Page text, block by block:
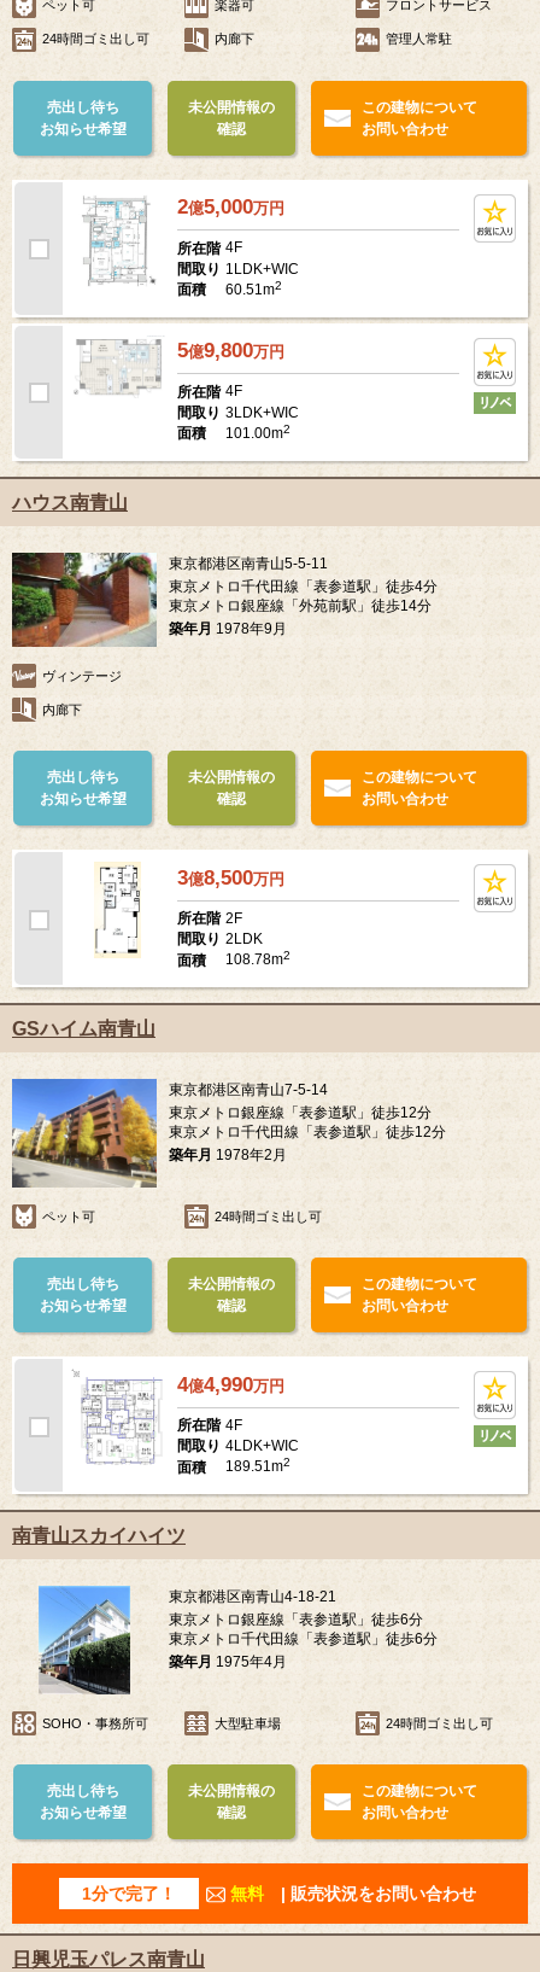
ペット可 楽器可 フロントサービス
24時間ゴミ出し可 内廊下 管理人常駐
売出し待ち
お知らせ希望
未公開情報の
確認
この建物について
お問い合わせ
2億5,000万円
所在階 4F
間取り 1LDK+WIC
面積
60.51m2
5億9,800万円
所在階 4F
間取り 3LDK+WIC
面積
101.00m2
ハウス南青山
東京都港区南青山5-5-11
東京メトロ千代田線「表参道駅」徒歩4分
東京メトロ銀座線「外苑前駅」徒歩14分
築年月 1978年9月
ヴィンテージ
内廊下
売出し待ち
お知らせ希望
未公開情報の
確認
この建物について
お問い合わせ
3億8,500万円
所在階 2F
間取り 2LDK
面積
108.78m2
GSハイム南青山
東京都港区南青山7-5-14
東京メトロ銀座線「表参道駅」徒歩12分
東京メトロ千代田線「表参道駅」徒歩12分
築年月 1978年2月
ペット可 24時間ゴミ出し可
売出し待ち
お知らせ希望
未公開情報の
確認
この建物について
お問い合わせ
4億4,990万円
所在階 4F
間取り 4LDK+WIC
面積
189.51m2
南青山スカイハイツ
東京都港区南青山4-18-21
東京メトロ銀座線「表参道駅」徒歩6分
東京メトロ千代田線「表参道駅」徒歩6分
築年月 1975年4月
SOHO・事務所可 大型駐車場 24時間ゴミ出し可
売出し待ち
お知らせ希望
未公開情報の
確認
この建物について
お問い合わせ
1分で完了！ 無料 | 販売状況をお問い合わせ
日興児玉パレス南青山